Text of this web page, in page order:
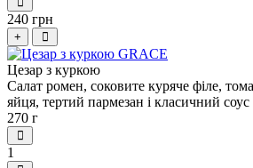
240 грн
+
Цезар з куркою
Салат ромен, соковите куряче філе,
яйця, тертий пармезан і класичний
270 г
1